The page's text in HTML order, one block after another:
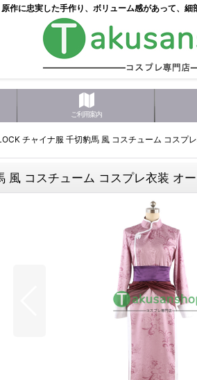
作に忠実した手作り、ボリューム感があって、
ご利用案内
チャイナ服 千切豹馬 風 コスチューム コスプ
コスチューム コスプレ衣装 オ